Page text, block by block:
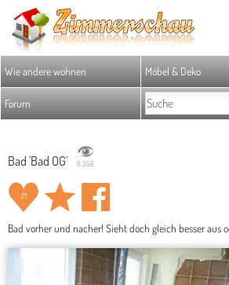
Wie andere wohnen Möbel & Deko
Forum
Bad 'Bad OG' 8.356
21
Bad vorher und nacher! Sieht doch gleich besser aus